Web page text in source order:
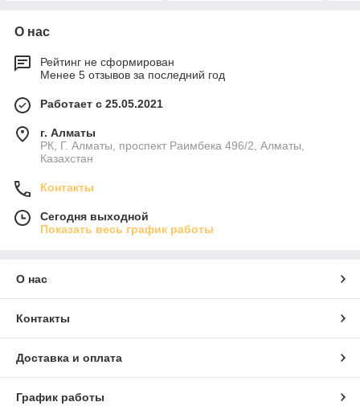
О нас
Рейтинг не сформирован
Менее 5 отзывов за последний год
Работает с 25.05.2021
г. Алматы
РК, Г. Алматы, проспект Раимбека 496/2, Алматы,
Казахстан
Контакты
Сегодня выходной
Показать весь график работы
О нас
Контакты
Доставка и оплата
График работы